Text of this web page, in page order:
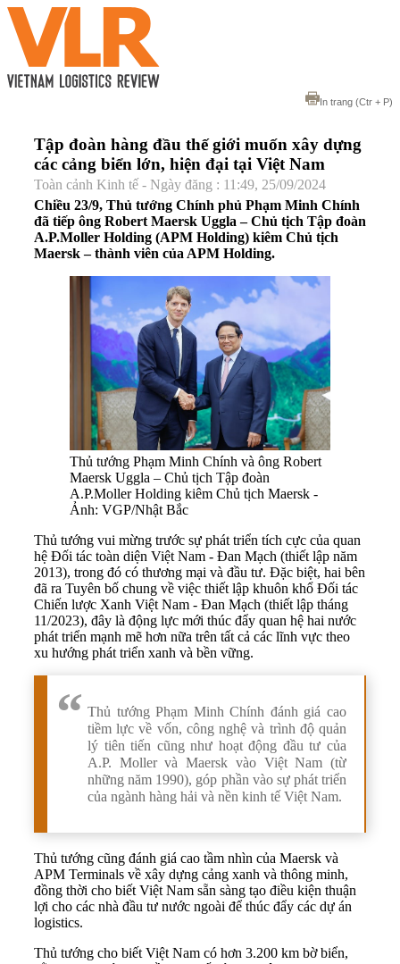
In trang (Ctr + P)
Tập đoàn hàng đầu thế giới muốn xây dựng
các cảng biển lớn, hiện đại tại Việt Nam
Toàn cảnh Kinh tế - Ngày đăng : 11:49, 25/09/2024
Chiều 23/9, Thủ tướng Chính phủ Phạm Minh Chính
đã tiếp ông Robert Maersk Uggla – Chủ tịch Tập đoàn
A.P.Moller Holding (APM Holding) kiêm Chủ tịch
Maersk – thành viên của APM Holding.
Thủ tướng Phạm Minh Chính và ông Robert
Maersk Uggla – Chủ tịch Tập đoàn
A.P.Moller Holding kiêm Chủ tịch Maersk -
Ảnh: VGP/Nhật Bắc
Thủ tướng vui mừng trước sự phát triển tích cực của quan
hệ Đối tác toàn diện Việt Nam - Đan Mạch (thiết lập năm
2013), trong đó có thương mại và đầu tư. Đặc biệt, hai bên
đã ra Tuyên bố chung về việc thiết lập khuôn khổ Đối tác
Chiến lược Xanh Việt Nam - Đan Mạch (thiết lập tháng
11/2023), đây là động lực mới thúc đẩy quan hệ hai nước
phát triển mạnh mẽ hơn nữa trên tất cả các lĩnh vực theo
xu hướng phát triển xanh và bền vững.
Thủ tướng Phạm Minh Chính đánh giá cao
tiềm lực về vốn, công nghệ và trình độ quản
lý tiên tiến cũng như hoạt động đầu tư của
A.P. Moller và Maersk vào Việt Nam (từ
những năm 1990), góp phần vào sự phát triển
của ngành hàng hải và nền kinh tế Việt Nam.
Thủ tướng cũng đánh giá cao tầm nhìn của Maersk và
APM Terminals về xây dựng cảng xanh và thông minh,
đồng thời cho biết Việt Nam sẵn sàng tạo điều kiện thuận
lợi cho các nhà đầu tư nước ngoài để thúc đẩy các dự án
logistics.
Thủ tướng cho biết Việt Nam có hơn 3.200 km bờ biển,